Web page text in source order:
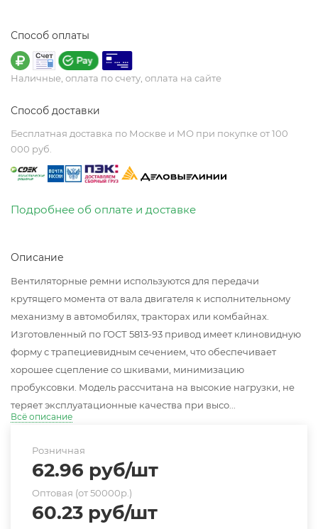
Способ оплаты
Наличные, оплата по счету, оплата на сайте
Способ доставки
Бесплатная доставка по Москве и МО при покупке от 100
000 руб.
Подробнее об оплате и доставке
Описание
Вентиляторные ремни используются для передачи
крутящего момента от вала двигателя к исполнительному
механизму в автомобилях, тракторах или комбайнах.
Изготовленный по ГОСТ 5813-93 привод имеет клиновидную
форму с трапециевидным сечением, что обеспечивает
хорошее сцепление со шкивами, минимизацию
пробуксовки. Модель рассчитана на высокие нагрузки, не
теряет эксплуатационные качества при высо...
Всё описание
Розничная
62.96 руб/шт
Оптовая (от 50000р.)
60.23 руб/шт